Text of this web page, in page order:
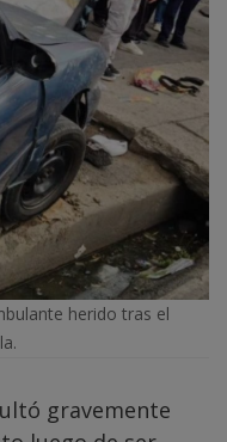
herido tras el
gravemente